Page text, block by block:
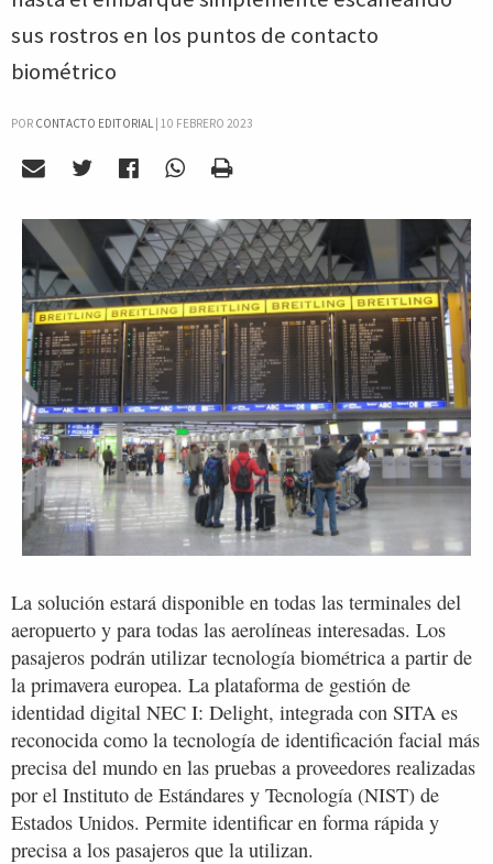
sus rostros en los puntos de contacto
biométrico
POR CONTACTO EDITORIAL| 10 FEBRERO 2023
La solución estará disponible en todas las terminales del
aeropuerto y para todas las aerolíneas interesadas. Los
pasajeros podrán utilizar tecnología biométrica a partir de
la primavera europea. La plataforma de gestión de
identidad digital NEC I: Delight, integrada con SITA es
reconocida como la tecnología de identificación facial más
precisa del mundo en las pruebas a proveedores realizadas
por el Instituto de Estándares y Tecnología (NIST) de
Estados Unidos. Permite identificar en forma rápida y
precisa a los pasajeros que la utilizan.